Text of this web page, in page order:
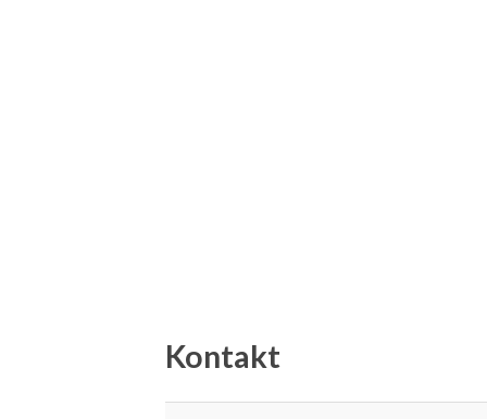
Kontakt